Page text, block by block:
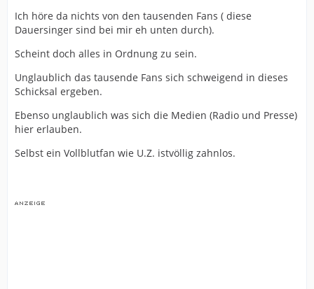
Ich höre da nichts von den tausenden Fans ( diese
Dauersinger sind bei mir eh unten durch).
Scheint doch alles in Ordnung zu sein.
Unglaublich das tausende Fans sich schweigend in dieses
Schicksal ergeben.
Ebenso unglaublich was sich die Medien (Radio und Presse)
hier erlauben.
Selbst ein Vollblutfan wie U.Z. istvöllig zahnlos.